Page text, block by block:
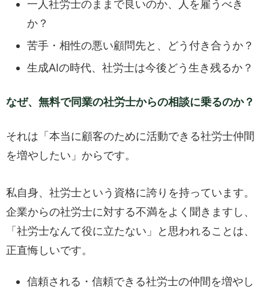
一人社労士のままで良いのか、人を雇うべき
か？
苦手・相性の悪い顧問先と、どう付き合うか？
生成AIの時代、社労士は今後どう生き残るか？
なぜ、無料で同業の社労士からの相談に乗るのか？
それは「本当に顧客のために活動できる社労士仲間
を増やしたい」からです。
私自身、社労士という資格に誇りを持っています。
企業からの社労士に対する不満をよく聞きますし、
「社労士なんて役に立たない」と思われることは、
正直悔しいです。
信頼される・信頼できる社労士の仲間を増やし